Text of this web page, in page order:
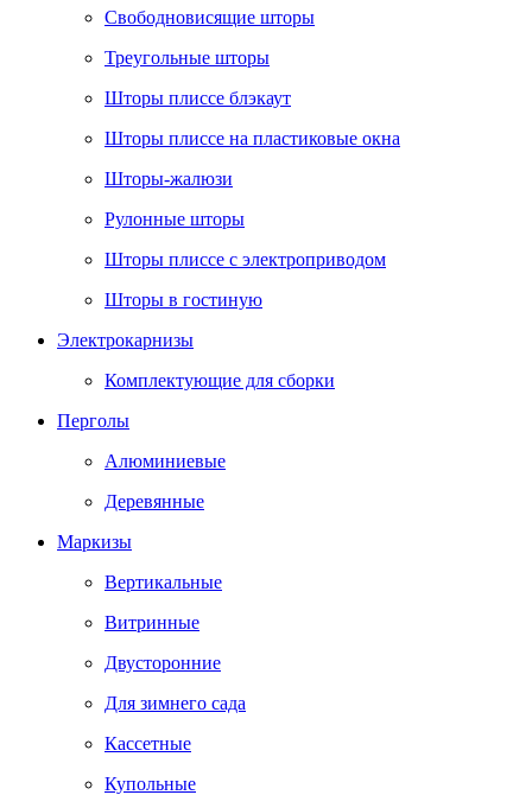
Свободновисящие шторы
Треугольные шторы
Шторы плиссе блэкаут
Шторы плиссе на пластиковые окна
Шторы-жалюзи
Рулонные шторы
Шторы плиссе с электроприводом
Шторы в гостиную
Электрокарнизы
Комплектующие для сборки
Перголы
Алюминиевые
Деревянные
Маркизы
Вертикальные
Витринные
Двусторонние
Для зимнего сада
Кассетные
Купольные